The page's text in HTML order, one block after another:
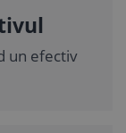
un efectiv